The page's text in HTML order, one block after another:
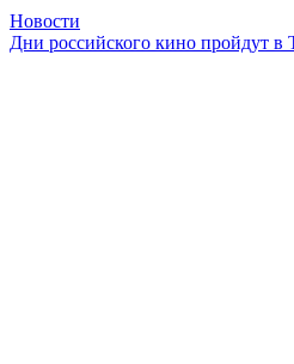
Новости
Дни российского кино пройдут в